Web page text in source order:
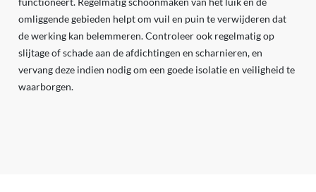
omliggende gebieden helpt om vuil en puin te verwijderen dat
de werking kan belemmeren. Controleer ook regelmatig op
slijtage of schade aan de afdichtingen en scharnieren, en
vervang deze indien nodig om een goede isolatie en veiligheid te
waarborgen.